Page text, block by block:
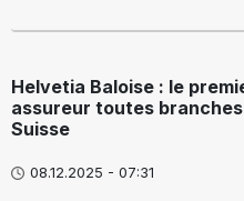
Helvetia Baloise : le
assureur toutes
Suisse
08.12.2025 - 07:31